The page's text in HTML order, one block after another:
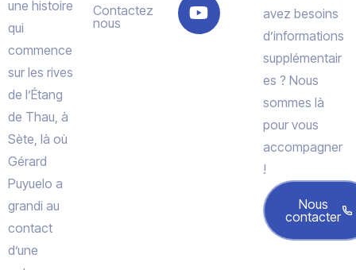
une histoire
qui
commence
sur les rives
de l’Étang
de Thau, à
Sète, là où
Gérard
Puyuelo a
grandi au
contact
d’une
Contactez
nous
avez besoins
d’informations
supplémentair
es ? Nous
sommes là
pour vous
accompagner
!
Nous
contacter